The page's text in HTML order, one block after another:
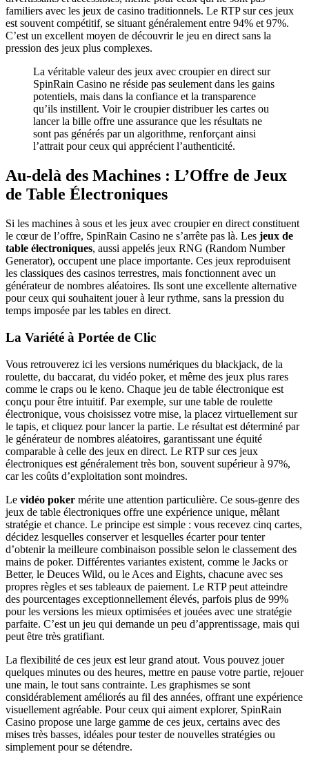
familiers avec les jeux de casino traditionnels. Le RTP sur ces jeux
est souvent compétitif, se situant généralement entre 94% et 97%.
C’est un excellent moyen de découvrir le jeu en direct sans la
pression des jeux plus complexes.
La véritable valeur des jeux avec croupier en direct sur
SpinRain Casino ne réside pas seulement dans les gains
potentiels, mais dans la confiance et la transparence
qu’ils instillent. Voir le croupier distribuer les cartes ou
lancer la bille offre une assurance que les résultats ne
sont pas générés par un algorithme, renforçant ainsi
l’attrait pour ceux qui apprécient l’authenticité.
Au-delà des Machines : L’Offre de Jeux
de Table Électroniques
Si les machines à sous et les jeux avec croupier en direct constituent
le cœur de l’offre, SpinRain Casino ne s’arrête pas là. Les jeux de
table électroniques, aussi appelés jeux RNG (Random Number
Generator), occupent une place importante. Ces jeux reproduisent
les classiques des casinos terrestres, mais fonctionnent avec un
générateur de nombres aléatoires. Ils sont une excellente alternative
pour ceux qui souhaitent jouer à leur rythme, sans la pression du
temps imposée par les tables en direct.
La Variété à Portée de Clic
Vous retrouverez ici les versions numériques du blackjack, de la
roulette, du baccarat, du vidéo poker, et même des jeux plus rares
comme le craps ou le keno. Chaque jeu de table électronique est
conçu pour être intuitif. Par exemple, sur une table de roulette
électronique, vous choisissez votre mise, la placez virtuellement sur
le tapis, et cliquez pour lancer la partie. Le résultat est déterminé par
le générateur de nombres aléatoires, garantissant une équité
comparable à celle des jeux en direct. Le RTP sur ces jeux
électroniques est généralement très bon, souvent supérieur à 97%,
car les coûts d’exploitation sont moindres.
Le vidéo poker mérite une attention particulière. Ce sous-genre des
jeux de table électroniques offre une expérience unique, mêlant
stratégie et chance. Le principe est simple : vous recevez cinq cartes,
décidez lesquelles conserver et lesquelles écarter pour tenter
d’obtenir la meilleure combinaison possible selon le classement des
mains de poker. Différentes variantes existent, comme le Jacks or
Better, le Deuces Wild, ou le Aces and Eights, chacune avec ses
propres règles et ses tableaux de paiement. Le RTP peut atteindre
des pourcentages exceptionnellement élevés, parfois plus de 99%
pour les versions les mieux optimisées et jouées avec une stratégie
parfaite. C’est un jeu qui demande un peu d’apprentissage, mais qui
peut être très gratifiant.
La flexibilité de ces jeux est leur grand atout. Vous pouvez jouer
quelques minutes ou des heures, mettre en pause votre partie, rejouer
une main, le tout sans contrainte. Les graphismes se sont
considérablement améliorés au fil des années, offrant une expérience
visuellement agréable. Pour ceux qui aiment explorer, SpinRain
Casino propose une large gamme de ces jeux, certains avec des
mises très basses, idéales pour tester de nouvelles stratégies ou
simplement pour se détendre.